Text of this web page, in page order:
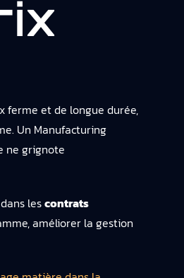
ferme et de longue durée,
Un Manufacturing
ne grignote
lescontrats
améliorer la gestion